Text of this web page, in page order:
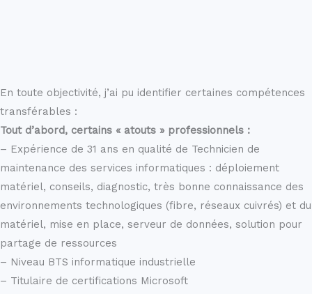
En toute objectivité, j’ai pu identifier certaines compétences
transférables :
Tout d’abord, certains « atouts » professionnels :
– Expérience de 31 ans en qualité de Technicien de
maintenance des services informatiques : déploiement
matériel, conseils, diagnostic, très bonne connaissance des
environnements technologiques (fibre, réseaux cuivrés) et du
matériel, mise en place, serveur de données, solution pour
partage de ressources
– Niveau BTS informatique industrielle
– Titulaire de certifications Microsoft